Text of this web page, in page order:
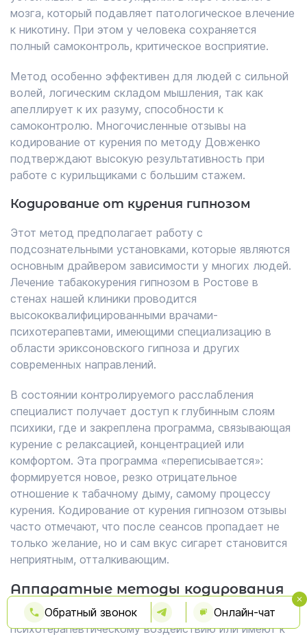
Обратный звонок Онлайн-чат
мозга, который подавляет патологическое влечение
к никотину. При этом у человека сохраняется
полный самоконтроль, критическое восприятие.
Метод особенно эффективен для людей с сильной
волей, логическим складом мышления, так как
апеллирует к их разуму, способности к
самоконтролю. Многочисленные отзывы на
кодирование от курения по методу Довженко
подтверждают высокую результативность при
работе с курильщиками с большим стажем.
Кодирование от курения гипнозом
Этот метод предполагает работу с
подсознательными установками, которые являются
основным драйвером зависимости у многих людей.
Лечение табакокурения гипнозом в Ростове в
стенах нашей клиники проводится
высококвалифицированными врачами-
психотерапевтами, имеющими специализацию в
области эриксоновского гипноза и других
современных направлений.
В состоянии контролируемого расслабления
специалист получает доступ к глубинным слоям
психики, где и закреплена программа, связывающая
курение с релаксацией, концентрацией или
комфортом. Эта программа «переписывается»:
формируется новое, резко отрицательное
отношение к табачному дыму, самому процессу
курения. Кодирование от курения гипнозом отзывы
часто отмечают, что после сеансов пропадает не
только желание, но и сам вкус сигарет становится
неприятным, отталкивающим.
Аппаратные методы кодирования
Для пациентов, которые скептически относятся к
психотерапевтическому воздействию или имеют к